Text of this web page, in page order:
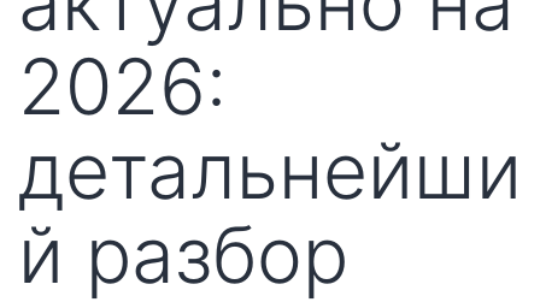
2026:
детальнейши
й разбор